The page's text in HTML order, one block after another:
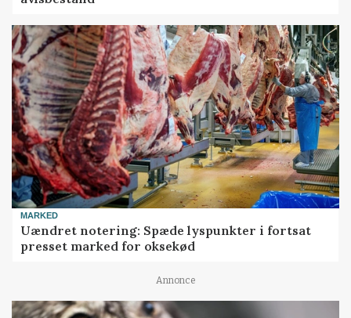
MARKED
Uændret notering: Spæde lyspunkter i fortsat
presset marked for oksekød
Annonce